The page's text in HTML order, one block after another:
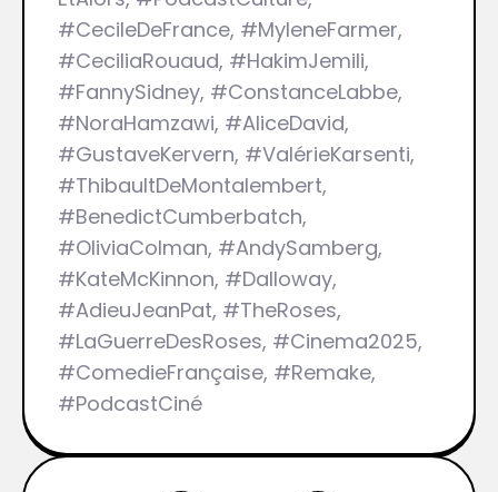
#CecileDeFrance, #MyleneFarmer,
#CeciliaRouaud, #HakimJemili,
#FannySidney, #ConstanceLabbe,
#NoraHamzawi, #AliceDavid,
#GustaveKervern, #ValérieKarsenti,
#ThibaultDeMontalembert,
#BenedictCumberbatch,
#OliviaColman, #AndySamberg,
#KateMcKinnon, #Dalloway,
#AdieuJeanPat, #TheRoses,
#LaGuerreDesRoses, #Cinema2025,
#ComedieFrançaise, #Remake,
#PodcastCiné